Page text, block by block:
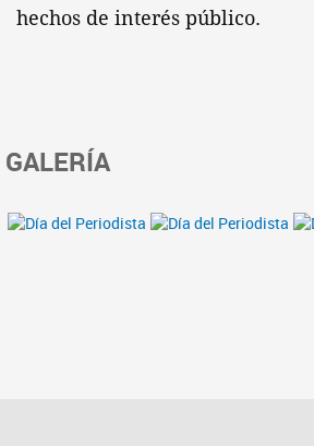
hechos de interés público.
GALERÍA